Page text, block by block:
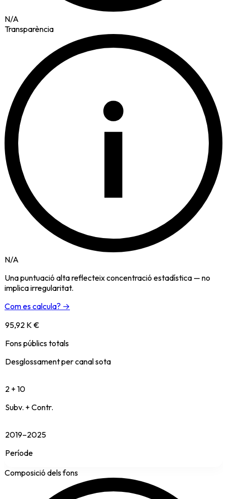
N/A
Transparència
i
N/A
Una puntuació alta reflecteix concentració estadística — no
implica irregularitat.
Com es calcula? →
95,92 K €
Fons públics totals
Desglossament per canal sota
2 + 10
Subv. + Contr.
2019–2025
Període
Composició dels fons